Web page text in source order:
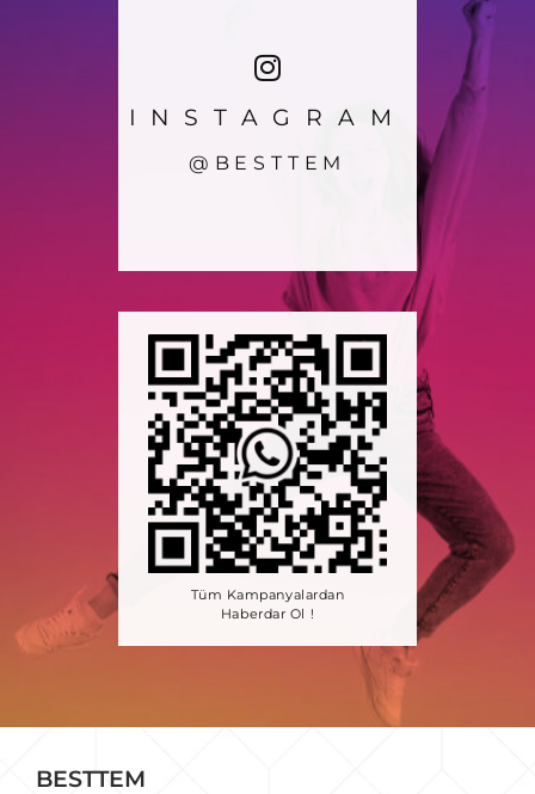
INSTAGRAM
@BESTTEM
Tüm Kampanyalardan
Haberdar Ol !
BESTTEM